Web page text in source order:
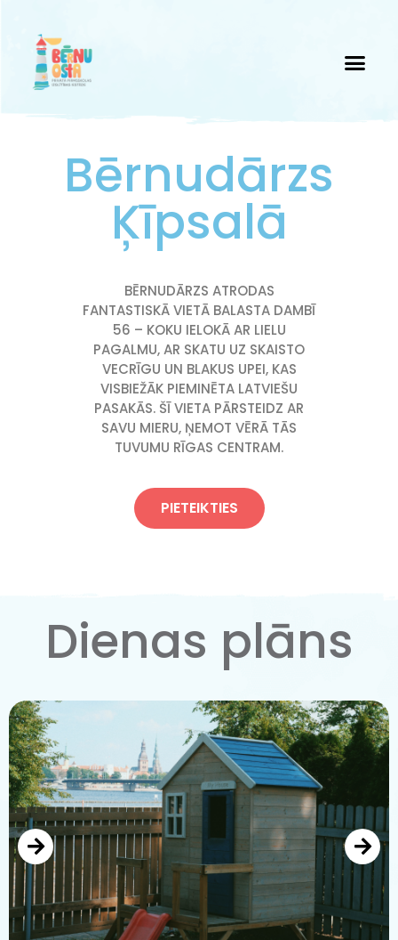
Bērnudārzs
Ķīpsalā
BĒRNUDĀRZS ATRODAS
FANTASTISKĀ VIETĀ BALASTA DAMBĪ
56 – KOKU IELOKĀ AR LIELU
PAGALMU, AR SKATU UZ SKAISTO
VECRĪGU UN BLAKUS UPEI, KAS
VISBIEŽĀK PIEMINĒTA LATVIEŠU
PASAKĀS. ŠĪ VIETA PĀRSTEIDZ AR
SAVU MIERU, ŅEMOT VĒRĀ TĀS
TUVUMU RĪGAS CENTRAM.
PIETEIKTIES
Dienas plāns